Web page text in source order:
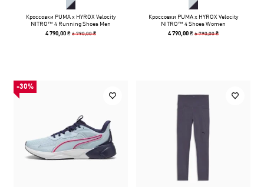
Кроссовки PUMA x HYROX Velocity
NITRO™ 4 Running Shoes Men
4 790,00 ₴6 790,00 ₴
Кроссовки PUMA x HYROX Velocity
NITRO™ 4 Shoes Women
4 790,00 ₴6 790,00 ₴
-30%